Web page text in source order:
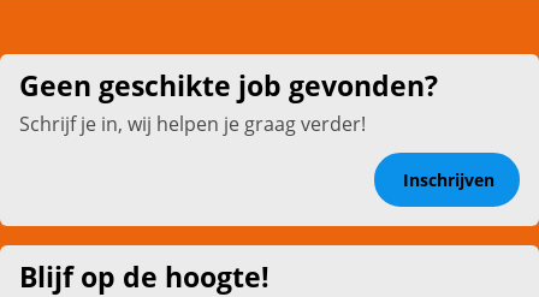
Geen geschikte job gevonden?
Schrijf je in, wij helpen je graag verder!
Inschrijven
Blijf op de hoogte!